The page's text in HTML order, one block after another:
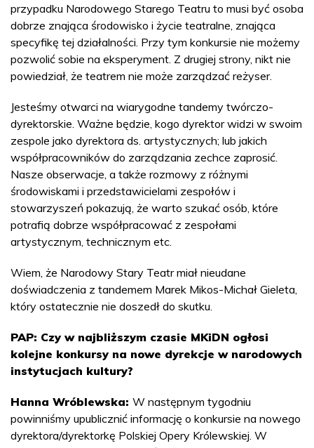
przypadku Narodowego Starego Teatru to musi być osoba
dobrze znająca środowisko i życie teatralne, znająca
specyfikę tej działalności. Przy tym konkursie nie możemy
pozwolić sobie na eksperyment. Z drugiej strony, nikt nie
powiedział, że teatrem nie może zarządzać reżyser.
Jesteśmy otwarci na wiarygodne tandemy twórczo-
dyrektorskie. Ważne będzie, kogo dyrektor widzi w swoim
zespole jako dyrektora ds. artystycznych; lub jakich
współpracowników do zarządzania zechce zaprosić.
Nasze obserwacje, a także rozmowy z różnymi
środowiskami i przedstawicielami zespołów i
stowarzyszeń pokazują, że warto szukać osób, które
potrafią dobrze współpracować z zespołami
artystycznym, technicznym etc.
Wiem, że Narodowy Stary Teatr miał nieudane
doświadczenia z tandemem Marek Mikos-Michał Gieleta,
który ostatecznie nie doszedł do skutku.
PAP: Czy w najbliższym czasie MKiDN ogłosi
kolejne konkursy na nowe dyrekcje w narodowych
instytucjach kultury?
Hanna Wróblewska: W następnym tygodniu
powinniśmy upublicznić informację o konkursie na nowego
dyrektora/dyrektorkę Polskiej Opery Królewskiej. W